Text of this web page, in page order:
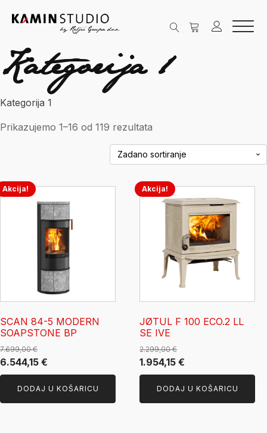
Kategorija 1
Kategorija 1
Prikazujemo 1–16 od 119 rezultata
Akcija!
SCAN 84-5 MODERN
SOAPSTONE BP
7.699,00€
Izvorna
cijena
je:
6.544,15 €
cijena
je:
6.544,15 €.
DODAJ U KOŠARICU
Akcija!
JØTUL F 100 ECO.2 LL
SE IVE
2.299,00€
Izvorna
cijena
je:
1.954,15€
cijena
je:
1.954,15 €.
DODAJ U KOŠARICU